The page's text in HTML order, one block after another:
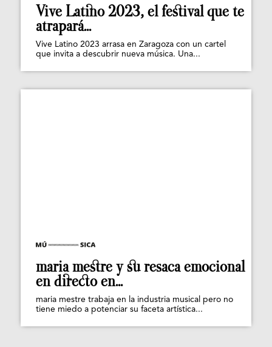
Vive Latino 2023, el festival que te
atrapará...
Vive Latino 2023 arrasa en Zaragoza con un cartel
que invita a descubrir nueva música. Una...
maria mestre y su resaca emocional
en directo en...
maria mestre trabaja en la industria musical pero no
tiene miedo a potenciar su faceta artística...